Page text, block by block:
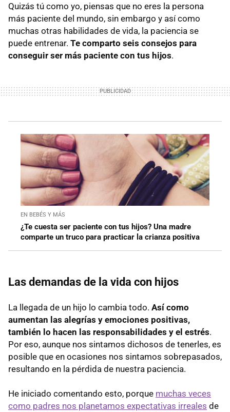
Quizás tú como yo, piensas que no eres la persona
más paciente del mundo, sin embargo y así como
muchas otras habilidades de vida, la paciencia se
puede entrenar. Te comparto seis consejos para
conseguir ser más paciente con tus hijos.
EN BEBÉS Y MÁS
¿Te cuesta ser paciente con tus hijos? Una madre
comparte un truco para practicar la crianza positiva
Las demandas de la vida con hijos
La llegada de un hijo lo cambia todo. Así como
aumentan las alegrías y emociones positivas,
también lo hacen las responsabilidades y el estrés.
Por eso, aunque nos sintamos dichosos de tenerles, es
posible que en ocasiones nos sintamos sobrepasados,
resultando en la pérdida de nuestra paciencia.
He iniciado comentando esto, porque muchas veces
como padres nos planetamos expectativas irreales de